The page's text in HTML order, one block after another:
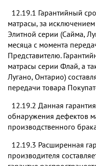
12.19.1 Гарантийный
матрасы, за
Элитной серии (Сайма,
месяца с момента
Представителю.
матрасы серии Флай, а
Лугано, Онтарио)
передачи товара
12.19.2 Данная
обнаружения дефектов
производственного
12.19.3 Расширенная
производителя